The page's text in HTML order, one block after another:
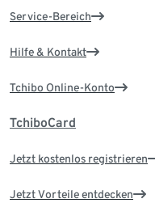
Service-Bereich
Hilfe & Kontakt
Tchibo Online-Konto
TchiboCard
Jetzt kostenlos registrieren
Jetzt Vorteile entdecken